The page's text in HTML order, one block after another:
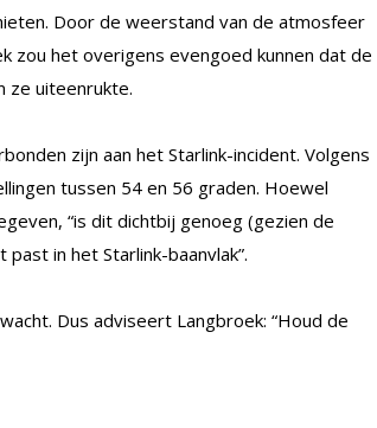
Door de weerstand van de atmosfeer
zou het overigens evengoed kunnen dat de
ze uiteenrukte.
zijn aan het Starlink-incident. Volgens
tussen 54 en 56 graden. Hoewel
“is dit dichtbij genoeg (gezien de
in het Starlink-baanvlak”.
Dus adviseert Langbroek: “Houd de